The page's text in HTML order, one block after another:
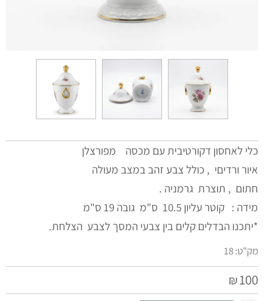
כלי לאחסון דקורטיבית עם מכסה מפורצלן
איור ורדיםי , כולל צבע זהב במצב מעולה
חתום , תוצרת גרמניה .
מידה : קוטר עליון 10.5 ס"מ גובה 19 ס"מ
*יתכנו הבדלים קלים בין צבעי המסך לצבע הצלחת.
מק"ט:18
₪100